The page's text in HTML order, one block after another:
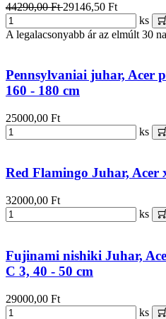
44290,00 Ft29146,50 Ft
ks
A legalacsonyabb ár az elmúlt 30
Pennsylvaniai juhar, Acer
160 - 180 cm
25000,00 Ft
ks
Red Flamingo Juhar, Acer
32000,00 Ft
ks
Fujinami nishiki Juhar,
C 3, 40 - 50 cm
29000,00 Ft
ks